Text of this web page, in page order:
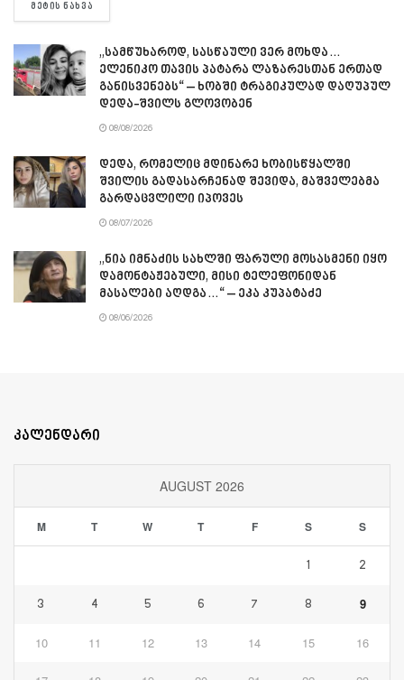
ᲛᲔᲢᲘᲡ ᲜᲐᲮᲕᲐ
„სამწუხაროდ, სასწაული ვერ მოხდა…
ელენიკო თავის პატარა ლაზარესთან ერთად
განისვენებს“ – ხობში ტრაგიკულად დაღუპულ
დედა-შვილს გლოვობენ
08/08/2026
დედა, რომელიც მდინარე ხობისწყალში
შვილის გადასარჩენად შევიდა, მაშველებმა
გარდაცვლილი იპოვეს
08/07/2026
„ნია იმნაძის სახლში ფარული მოსასმენი იყო
დამონტაჟებული, მისი ტელეფონიდან
მასალები აღდგა…“ – ეკა კუპატაძე
08/06/2026
კალენდარი
AUGUST 2026
M T W T F S S
1 2
3 4 5 6 7 8 9
10 11 12 13 14 15 16